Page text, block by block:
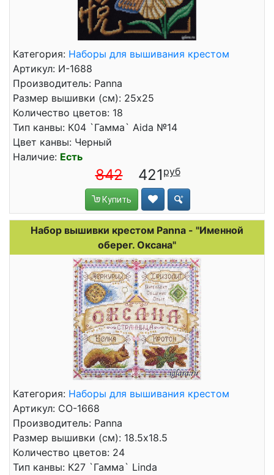
Категория: Наборы для вышивания крестом
Артикул: И-1688
Производитель: Panna
Размер вышивки (см): 25x25
Количество цветов: 18
Тип канвы: К04 `Гамма` Aida №14
Цвет канвы: Черный
Наличие: Есть
842 421
Купить
Набор вышивки крестом Panna - "Именной
оберег. Оксана"
Категория: Наборы для вышивания крестом
Артикул: СО-1668
Производитель: Panna
Размер вышивки (см): 18.5x18.5
Количество цветов: 24
Тип канвы: К27 `Гамма` Linda